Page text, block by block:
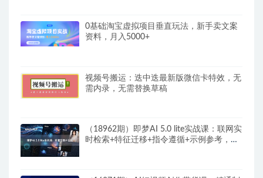
0基础淘宝虚拟项目垂直玩法，新手卖文案
资料，月入5000+
视频号搬运：迭中迭最新版微信卡特效，无
需内录，无需替换草稿
（18962期）即梦AI 5.0 lite实战课：联网实
时检索+特征迁移+指令遵循+示例参考，精